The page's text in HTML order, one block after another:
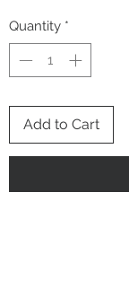
Quantity *
Add to Cart